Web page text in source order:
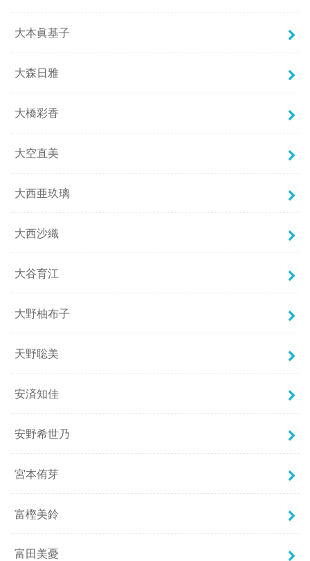
大本眞基子
大森日雅
大橋彩香
大空直美
大西亜玖璃
大西沙織
大谷育江
大野柚布子
天野聡美
安済知佳
安野希世乃
宮本侑芽
富樫美鈴
富田美憂